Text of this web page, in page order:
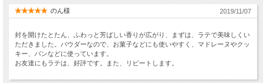
のん様 2019/11/07
封を開けたとたん、ふわっと芳ばしい香りが広がり、まずは、ラテで美味しくい
ただきました。パウダーなので、お菓子などにも使いやすく、マドレーヌやクッ
キー、パンなどに使っています。
お友達にもラテは、好評です。また、リピートします。